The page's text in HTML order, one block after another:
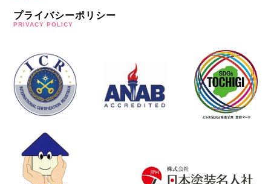
プライバシーポリシー
PRIVACY POLICY